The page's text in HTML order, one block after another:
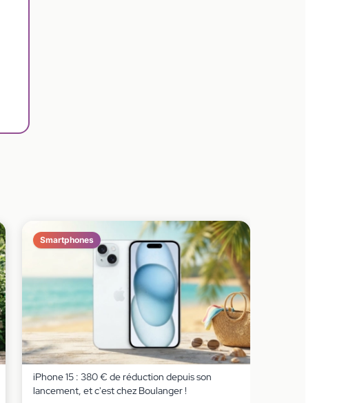
Smartphones
iPhone 15 : 380 € de réduction depuis son
lancement, et c'est chez Boulanger !